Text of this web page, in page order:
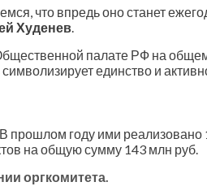
что впредь оно станет
Худенев.
палате РФ на
единство и
году ими
на общую сумму 143 млн руб.
оргкомитета.